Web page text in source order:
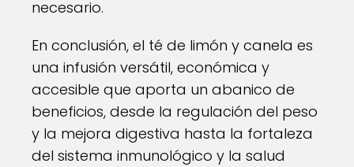
necesario.
En conclusión, el té de limón y canela es
una infusión versátil, económica y
accesible que aporta un abanico de
beneficios, desde la regulación del peso
y la mejora digestiva hasta la fortaleza
del sistema inmunológico y la salud